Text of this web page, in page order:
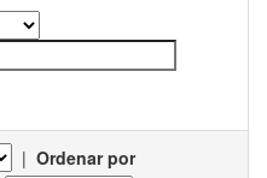
| Ordenar por